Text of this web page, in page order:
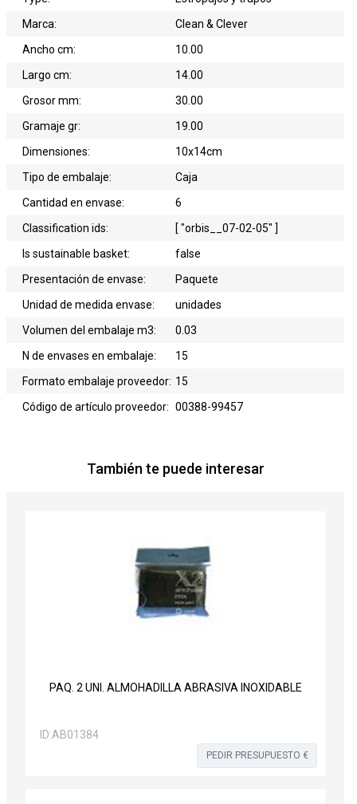
Marca:
Clean & Clever
Ancho cm:
10.00
Largo cm:
14.00
Grosor mm:
30.00
Gramaje gr:
19.00
Dimensiones:
10x14cm
Tipo de embalaje:
Caja
Cantidad en envase:
6
Classification ids:
[ "orbis__07-02-05" ]
Is sustainable basket:
false
Presentación de envase:
Paquete
Unidad de medida envase:
unidades
Volumen del embalaje m3:
0.03
N de envases en embalaje:
15
Formato embalaje proveedor: 15
Código de artículo proveedor: 00388-99457
También te puede interesar
PAQ. 2 UNI. ALMOHADILLA ABRASIVA INOXIDABLE
ID:AB01384
PEDIR PRESUPUESTO €